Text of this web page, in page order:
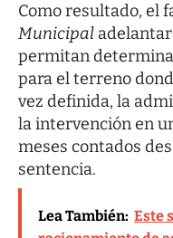
Como resultado, el
Municipal
permitan
para el terreno
vez definida, la
la intervención en
meses contados
sentencia.
Lea También: Este